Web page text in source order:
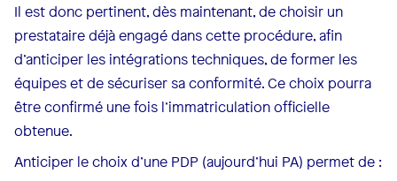
Il est donc pertinent, dès maintenant, de choisir un
prestataire déjà engagé dans cette procédure, afin
d’anticiper les intégrations techniques, de former les
équipes et de sécuriser sa conformité. Ce choix pourra
être confirmé une fois l’immatriculation officielle
obtenue.
Anticiper le choix d’une PDP (aujourd’hui PA) permet de :